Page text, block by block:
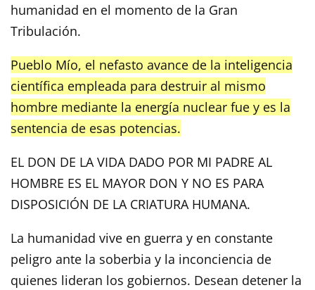
humanidad en el momento de la Gran
Tribulación.
Pueblo Mío, el nefasto avance de la inteligencia
científica empleada para destruir al mismo
hombre mediante la energía nuclear fue y es la
sentencia de esas potencias.
EL DON DE LA VIDA DADO POR MI PADRE AL
HOMBRE ES EL MAYOR DON Y NO ES PARA
DISPOSICIÓN DE LA CRIATURA HUMANA.
La humanidad vive en guerra y en constante
peligro ante la soberbia y la inconciencia de
quienes lideran los gobiernos. Desean detener la